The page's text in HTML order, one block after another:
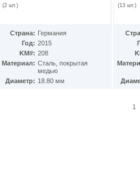
(2 шт.)
Страна: Германия
Год: 2015
KM#: 208
Материал: Сталь, покрытая
медью
Диаметр: 18.80 мм
(13 шт.)
1